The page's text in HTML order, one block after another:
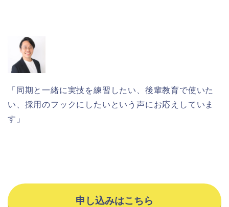
「同期と一緒に実技を練習したい、後輩教育で使いた
い、採用のフックにしたいという声にお応えしていま
す」
申し込みはこちら